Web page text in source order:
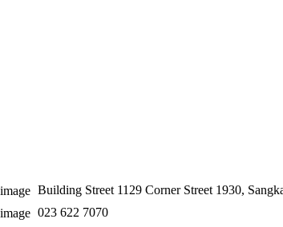
Building Street 1129 Corner Street 1930,
​ 023 622 7070